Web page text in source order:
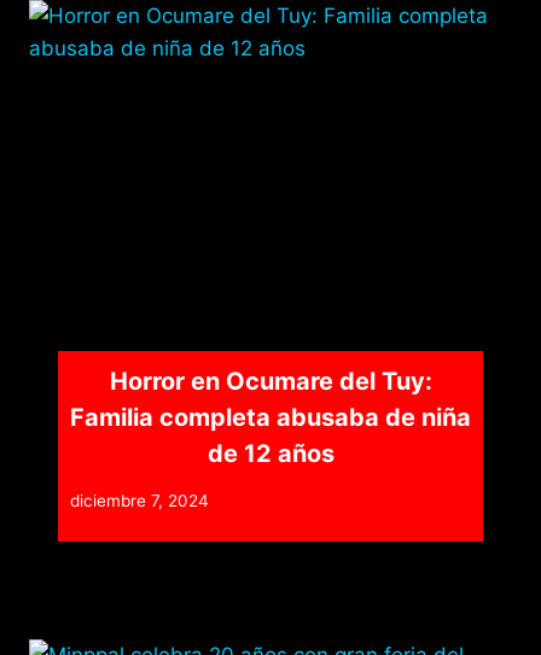
Horror en Ocumare del Tuy:
Familia completa abusaba de niña
de 12 años
diciembre 7, 2024